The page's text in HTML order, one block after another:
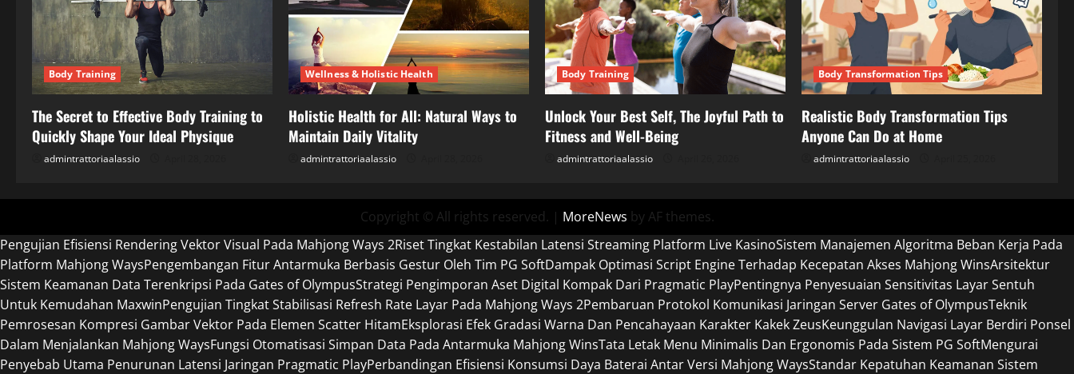
Body Training
The Secret to Effective Body Training to
Quickly Shape Your Ideal Physique
admintrattoriaalassio
Wellness & Holistic Health
Holistic Health for All: Natural Ways to
Maintain Daily Vitality
admintrattoriaalassio
Body Training
Unlock Your Best Self, The Joyful Path to
Fitness and Well-Being
admintrattoriaalassio
Body Transformation Tips
Realistic Body Transformation Tips
Anyone Can Do at Home
admintrattoriaalassio
Copyright © All rights reserved. | MoreNews by AF themes.
Pengujian Efisiensi Rendering Vektor Visual Pada Mahjong Ways 2Riset Tingkat Kestabilan Latensi Streaming Platform Live KasinoSistem Manajemen Algoritma Beban Kerja Pada
Platform Mahjong WaysPengembangan Fitur Antarmuka Berbasis Gestur Oleh Tim PG SoftDampak Optimasi Script Engine Terhadap Kecepatan Akses Mahjong WinsArsitektur
Sistem Keamanan Data Terenkripsi Pada Gates of OlympusStrategi Pengimporan Aset Digital Kompak Dari Pragmatic PlayPentingnya Penyesuaian Sensitivitas Layar Sentuh
Untuk Kemudahan MaxwinPengujian Tingkat Stabilisasi Refresh Rate Layar Pada Mahjong Ways 2Pembaruan Protokol Komunikasi Jaringan Server Gates of OlympusTeknik
Pemrosesan Kompresi Gambar Vektor Pada Elemen Scatter HitamEksplorasi Efek Gradasi Warna Dan Pencahayaan Karakter Kakek ZeusKeunggulan Navigasi Layar Berdiri Ponsel
Dalam Menjalankan Mahjong WaysFungsi Otomatisasi Simpan Data Pada Antarmuka Mahjong WinsTata Letak Menu Minimalis Dan Ergonomis Pada Sistem PG SoftMengurai
Penyebab Utama Penurunan Latensi Jaringan Pragmatic PlayPerbandingan Efisiensi Konsumsi Daya Baterai Antar Versi Mahjong WaysStandar Kepatuhan Keamanan Sistem